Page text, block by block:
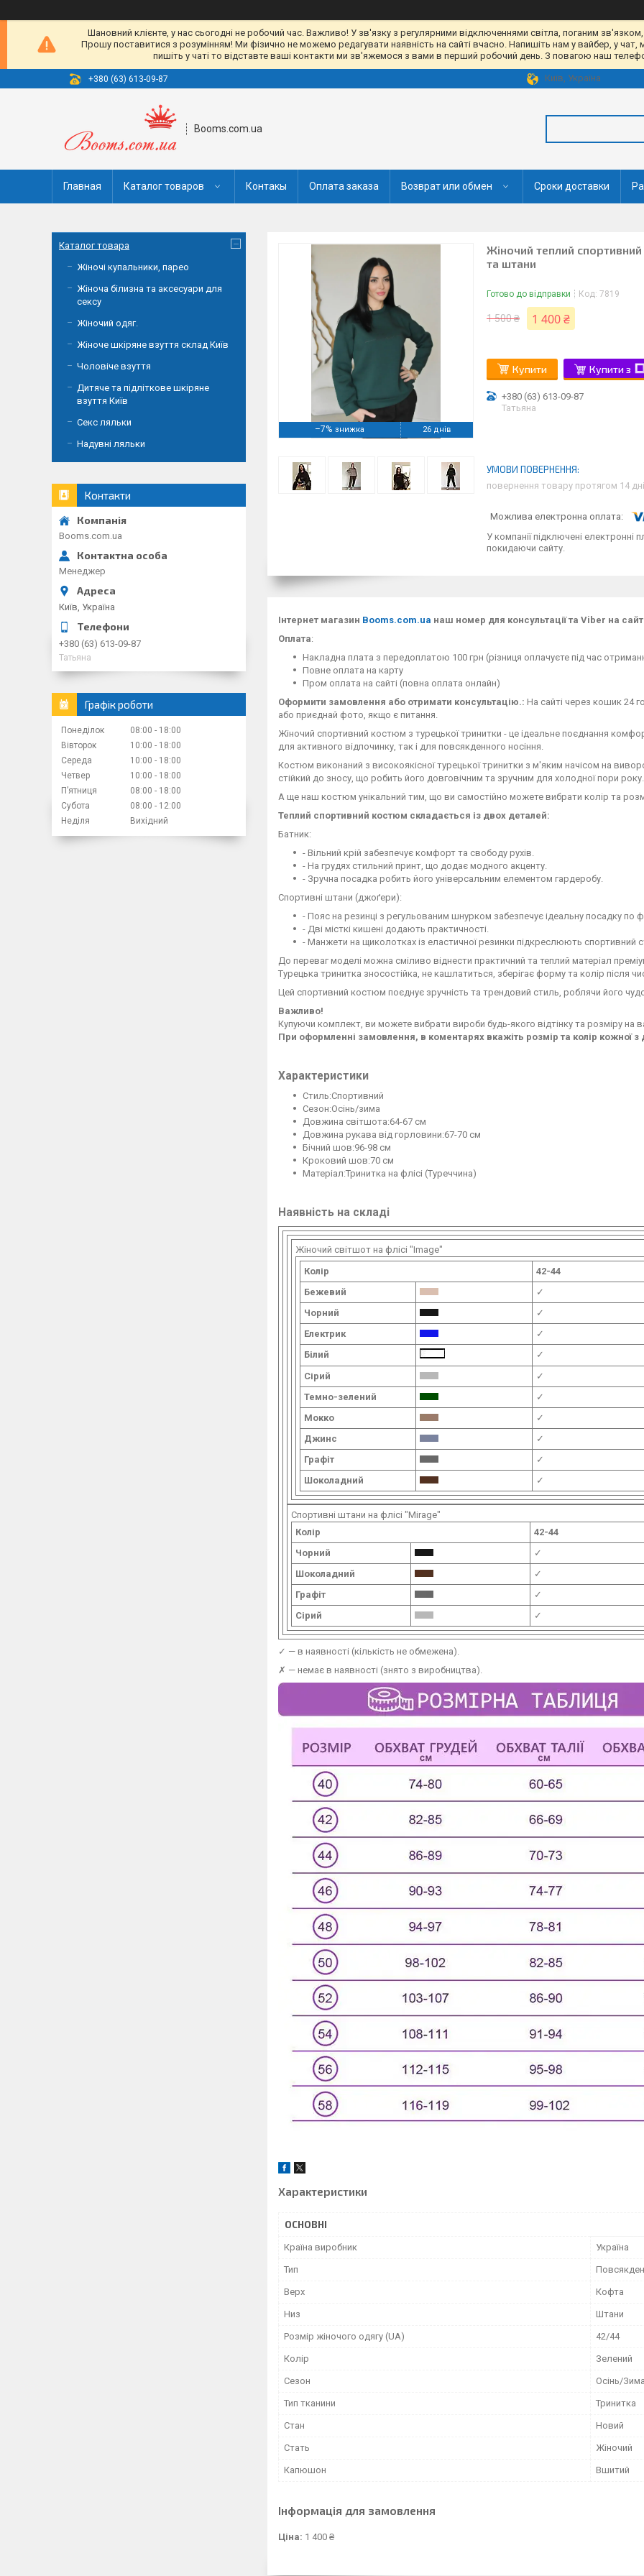
Шановний клієнте, у нас сьогодні не робочий час. Важливо! У зв'язку з регулярними відключеннями світла, поганим зв'язком,
Прошу поставитися з розумінням! Ми фізично не можемо редагувати наявність на сайті вчасно. Напишіть нам у вайбер, у
пишіть у чаті то відставте ваші контакти ми зв'яжемося з вами в перший робочий день. З повагою наш
+380 (63) 613-09-87 Київ, Україна
Booms.com.ua
Главная Каталог товаров Контакы Оплата заказа Возврат или обмен Сроки доставки
–7% 26 днів
Жіночий теплий спортивний
та штани
Готово до відправки Код: 7819
1 500 ₴ 1 400 ₴
Купити Купити з
+380 (63) 613-09-87
Татьяна
повернення товару протягом 14
У компанії підключені електронні
покидаючи сайту.
Інтернет магазин Booms.com.ua наш номер для консультації та Viber на
Оплата:
Накладна плата з передоплатою 100 грн (різниця оплачуєте під час
Повне оплата на карту
Пром оплата на сайті (повна оплата онлайн)
Оформити замовлення або отримати консультацію.: На сайті через кошик 24
або приєднай фото, якщо є питання.
Жіночий спортивний костюм з турецької тринитки - це ідеальне поєднання
для активного відпочинку, так і для повсякденного носіння.
Костюм виконаний з високоякісної турецької тринитки з м'яким начісом на
стійкий до зносу, що робить його довговічним та зручним для холодної пори року.
А ще наш костюм унікальний тим, що ви самостійно можете вибрати колір та
Теплий спортивний костюм складається із двох деталей:
Батник:
- Вільний крій забезпечує комфорт та свободу рухів.
- На грудях стильний принт, що додає модного акценту.
- Зручна посадка робить його універсальним елементом гардеробу.
Спортивні штани (джоґери):
- Пояс на резинці з регульованим шнурком забезпечує ідеальну посадку по
- Дві місткі кишені додають практичності.
- Манжети на щиколотках із еластичної резинки підкреслюють спортивний
До переваг моделі можна сміливо віднести практичний та теплий матеріал
Турецька тринитка зносостійка, не кашлатиться, зберігає форму та колір після
Цей спортивний костюм поєднує зручність та трендовий стиль, роблячи його
Важливо!
Купуючи комплект, ви можете вибрати вироби будь-якого відтінку та розміру на
При оформленні замовлення, в коментарях вкажіть розмір та колір кожної з
Характеристики
Стиль:Спортивний
Сезон:Осінь/зима
Довжина світшота:64-67 см
Довжина рукава від горловини:67-70 см
Бічний шов:96-98 см
Кроковий шов:70 см
Матеріал:Тринитка на флісі (Туреччина)
Наявність на складі
Жіночий світшот на флісі "Image"
Колір
42-44
Бежевий
✓
Чорний
✓
Електрик
✓
Білий
✓
Сірий
✓
Темно-зелений
✓
Мокко
✓
Джинс
✓
Графіт
✓
Шоколадний
✓
Спортивні штани на флісі "Mirage"
Колір
42-44
Чорний
✓
Шоколадний
✓
Графіт
✓
Сірий
✓
✓ — в наявності (кількість не обмежена).
✗ — немає в наявності (знято з виробництва).
Характеристики
ОСНОВНІ
Країна виробник Україна
Тип
Верх Кофта
Низ Штани
Розмір жіночого одягу (UA) 42/44
Колір Зелений
Сезон Осінь/
Тип тканини Тринитка
Стан Новий
Стать Жіночий
Капюшон Вшитий
Інформація для замовлення
Ціна: 1 400 ₴
Каталог товара
Жіночі купальники, парео
Жіноча білизна та аксесуари для
сексу
Жіночий одяг.
Жіноче шкіряне взуття склад Київ
Чоловіче взуття
Дитяче та підліткове шкіряне
взуття Київ
Секс ляльки
Надувні ляльки
Контакти
Booms.com.ua
Менеджер
Київ, Україна
+380 (63) 613-09-87
Татьяна
Графік роботи
Понеділок 08:00
18:00
Вівторок
10:00
18:00
Середа
10:00
18:00
Четвер
10:00
18:00
Пʼятниця
08:00
18:00
Субота
08:00
12:00
Неділя
Вихідний